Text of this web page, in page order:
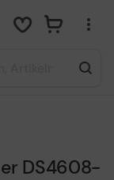
0 0
DS4608-